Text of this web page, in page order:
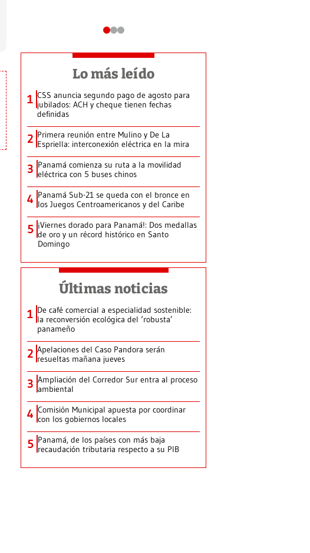
Lo más leído
1 CSS anuncia segundo pago de agosto para
jubilados: ACH y cheque tienen fechas
definidas
2 Primera reunión entre Mulino y De La
Espriella: interconexión eléctrica en la mira
3 Panamá comienza su ruta a la movilidad
eléctrica con 5 buses chinos
4 Panamá Sub-21 se queda con el bronce en
los Juegos Centroamericanos y del Caribe
5 ¡Viernes dorado para Panamá!: Dos medallas
de oro y un récord histórico en Santo
Domingo
Últimas noticias
1 De café comercial a especialidad sostenible:
la reconversión ecológica del ‘robusta’
panameño
2 Apelaciones del Caso Pandora serán
resueltas mañana jueves
3 Ampliación del Corredor Sur entra al proceso
ambiental
4 Comisión Municipal apuesta por coordinar
con los gobiernos locales
5 Panamá, de los países con más baja
recaudación tributaria respecto a su PIB